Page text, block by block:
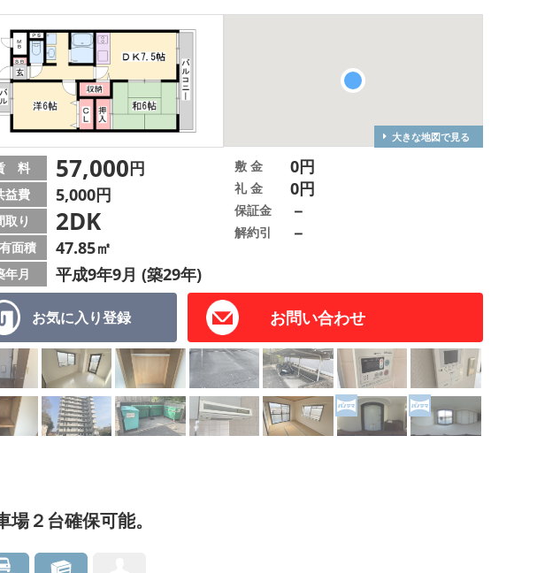
大きな地図で見る
お気に入り登録 お問い合わせ
料 57,000円
益費 5,000円
取り 2DK
面積 47.85㎡
年月 平成9年9月 (築29年)
敷 金 0円
礼 金 0円
保証金 －
解約引 －
２台確保可能。